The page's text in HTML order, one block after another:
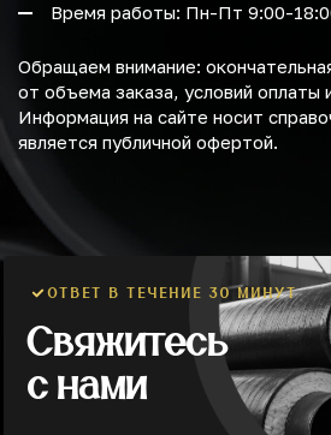
Время работы: Пн-Пт 9:00-
Обращаем внимание:
от объема заказа, условий оплаты
Информация на сайте носит
является публичной офертой.
ОТВЕТ В ТЕЧЕНИЕ 30 МИНУТ
Свяжитесь
с нами